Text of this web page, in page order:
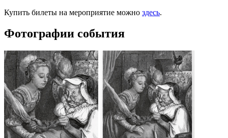
Купить билеты на мероприятие можно здесь.
Фотографии события